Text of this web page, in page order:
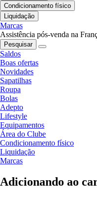
Condicionamento físico
Liquidação
Marcas
Assistência pós-venda na
Pesquisar
Saldos
Boas ofertas
Novidades
Sapatilhas
Roupa
Bolas
Adepto
Lifestyle
Equipamentos
Área do Clube
Condicionamento físico
Liquidação
Marcas
Adicionando ao